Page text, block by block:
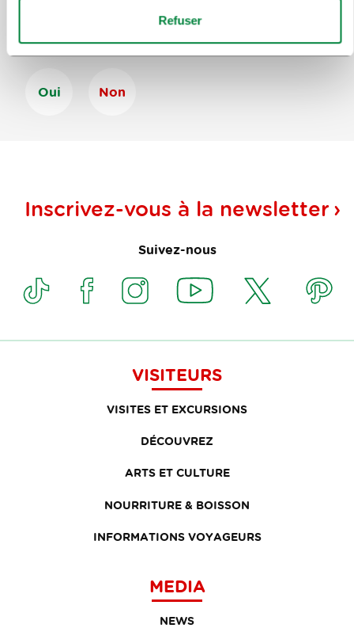
Refuser
Avez-vous trouvé l'information que vous
Oui Non
Inscrivez-vous à la newsletter
Suivez-nous
VISITEURS
VISITES ET EXCURSIONS
DÉCOUVREZ
ARTS ET CULTURE
NOURRITURE & BOISSON
INFORMATIONS VOYAGEURS
MEDIA
NEWS